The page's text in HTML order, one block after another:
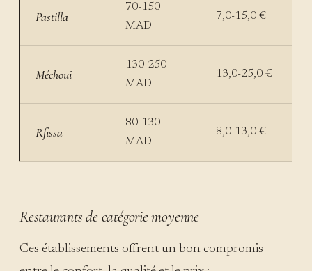
Pastilla
70-150
MAD
7,0-15,0 €
Méchoui
130-250
MAD
13,0-25,0 €
Rfissa
80-130
MAD
8,0-13,0 €
Restaurants de catégorie moyenne
Ces établissements offrent un bon compromis